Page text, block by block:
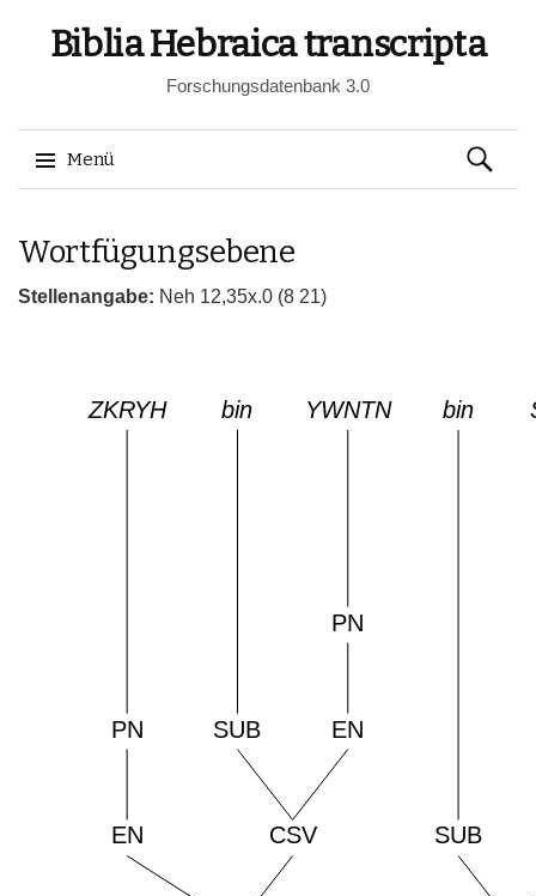
Biblia Hebraica transcripta
Forschungsdatenbank 3.0
Menü
zum
Suchen
nach:
Wortfügungsebene
Stellenangabe: Neh 12,35x.0 (8 21)